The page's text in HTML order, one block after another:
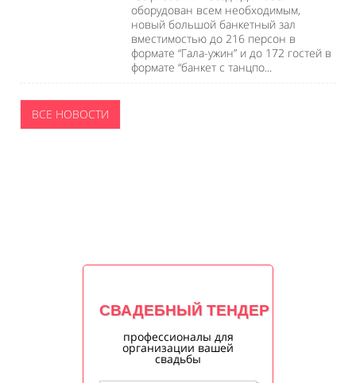
оборудован всем необходимым,
новый большой банкетный зал
вместимостью до 216 персон в
формате “Гала-ужин” и до 172 гостей в
формате “банкет с танцпо...
ВСЕ НОВОСТИ
СВАДЕБНЫЙ ТЕНДЕР
профессионалы для
организации вашей
свадьбы